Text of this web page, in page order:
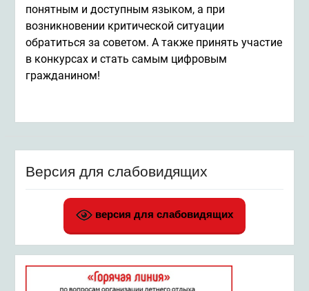
понятным и доступным языком, а при
возникновении критической ситуации
обратиться за советом. А также принять участие
в конкурсах и стать самым цифровым
гражданином!
Версия для слабовидящих
версия для слабовидящих